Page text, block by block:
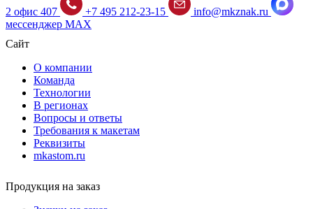
2 офис 407 +7 495 212-23-15
info@mkznak.ru
мессенджер MAX
Сайт
О компании
Команда
Технологии
В регионах
Вопросы и ответы
Требования к макетам
Реквизиты
mkastom.ru
Продукция на заказ